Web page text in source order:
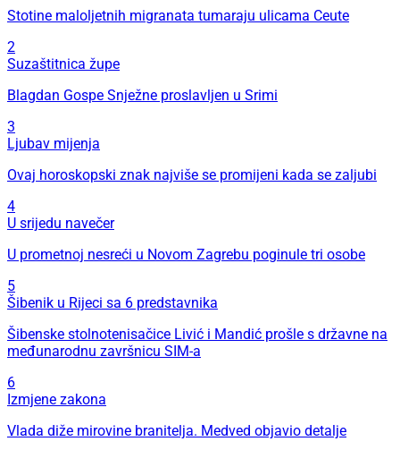
Stotine maloljetnih migranata tumaraju ulicama Ceute
2
Suzaštitnica župe
Blagdan Gospe Snježne proslavljen u Srimi
3
Ljubav mijenja
Ovaj horoskopski znak najviše se promijeni kada se zaljubi
4
U srijedu navečer
U prometnoj nesreći u Novom Zagrebu poginule tri osobe
5
Šibenik u Rijeci sa 6 predstavnika
Šibenske stolnotenisačice Livić i Mandić prošle s državne na
međunarodnu završnicu SIM-a
6
Izmjene zakona
Vlada diže mirovine branitelja. Medved objavio detalje